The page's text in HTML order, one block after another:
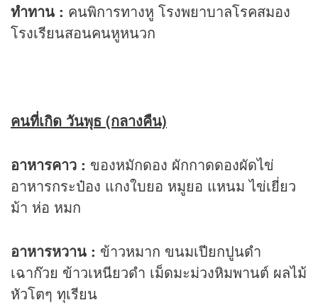
ทำทาน : คนพิการทางหู โรงพยาบาลโรคสมอง
โรงเรียนสอนคนหูหนวก
คนที่เกิด วันพุธ (กลางคืน)
อาหารคาว : ของหมักดอง ผักกาดดองผัดไข่
อาหารกระป๋อง แกงใบยอ หมูยอ แหนม ไข่เยี่ยว
ม้า ห่อ หมก
อาหารหวาน : ข้าวหมาก ขนมเปียกปูนดำ
เฉาก๊วย ข้าวเหนียวดำ เม็ดมะม่วงหิมพานต์ ผลไม้
หัวโตๆ ทุเรียน